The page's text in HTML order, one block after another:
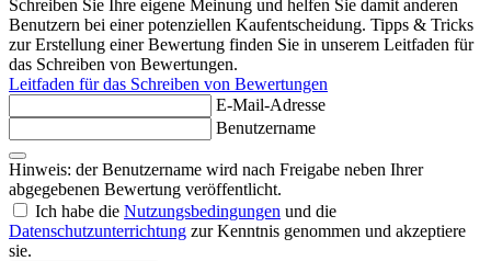
Schreiben Sie Ihre eigene Meinung und helfen Sie damit anderen
Benutzern bei einer potenziellen Kaufentscheidung. Tipps & Tricks
zur Erstellung einer Bewertung finden Sie in unserem Leitfaden für
das Schreiben von Bewertungen.
Leitfaden für das Schreiben von Bewertungen
E-Mail-Adresse
Benutzername
Hinweis: der Benutzername wird nach Freigabe neben Ihrer
abgegebenen Bewertung veröffentlicht.
Ich habe die Nutzungsbedingungen und die
Datenschutzunterrichtung zur Kenntnis genommen und akzeptiere
sie.